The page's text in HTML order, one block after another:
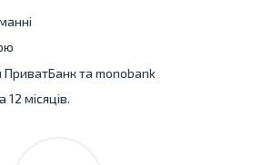
та monobank
12 місяців.